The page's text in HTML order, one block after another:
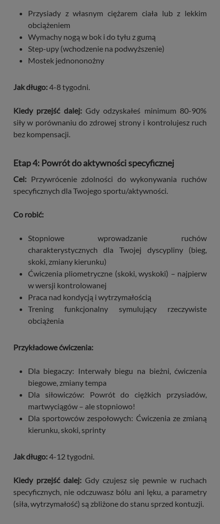
Przysiady z własnym ciężarem ciała lub z lekkim
obciążeniem
Wymachy nogą w bok i do tyłu z gumą
Step-upy (wchodzenie na podwyższenie)
Mostek jednononożny
Jak długo:4-8 tygodni.
Kiedy przejść dalej:Gdy odzyskałeś minimum 80-90%
siły w porównaniu do zdrowej strony i kontrolujesz ruch
bez kompensacji.
Etap 4: Powrót do aktywności specyficznej
Cel:Przywrócenie zdolności do wykonywania ruchów
specyficznych dla Twojego sportu/aktywności.
Co robić:
Stopniowe wprowadzanie ruchów
charakterystycznych dla Twojej dyscypliny (bieg,
skoki, zmiany kierunku)
Ćwiczenia pliometryczne (skoki, wyskoki) – najpierw
w wersji kontrolowanej
Praca nad kondycją i wytrzymałością
Trening funkcjonalny symulujący rzeczywiste
obciążenia
Przykładowe ćwiczenia:
Dla biegaczy: Interwały biegu na bieżni, ćwiczenia
biegowe, zmiany tempa
Dla siłowiczów: Powrót do ciężkich przysiadów,
martwyciągów – ale stopniowo!
Dla sportowców zespołowych: Ćwiczenia ze zmianą
kierunku, skoki, sprinty
Jak długo:4-12 tygodni.
Kiedy przejść dalej:Gdy czujesz się pewnie w ruchach
specyficznych, nie odczuwasz bólu ani lęku, a parametry
(siła, wytrzymałość) są zbliżone do stanu sprzed kontuzji.